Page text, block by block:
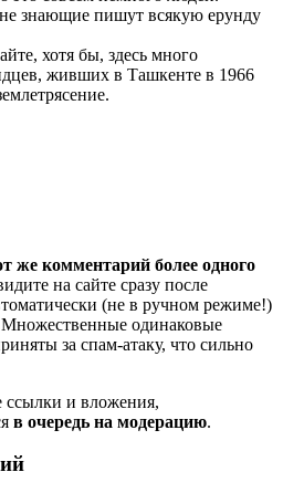
знающие пишут всякую ерунду
хотя бы, здесь много
живших в Ташкенте в 1966
же комментарий более одного
на сайте сразу после
(не в ручном режиме!)
одинаковые
за спам-атаку, что сильно
и вложения,
в очередь на модерацию.